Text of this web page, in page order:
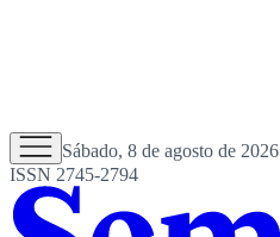
Sábado, 8 de agosto de 2026
ISSN 2745-2794